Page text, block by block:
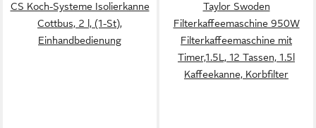
CS Koch-Systeme Isolierkanne
Cottbus, 2 l, (1-St),
Einhandbedienung
Taylor Swoden
Filterkaffeemaschine 950W
Filterkaffeemaschine mit
Timer,1.5L, 12 Tassen, 1.5l
Kaffeekanne, Korbfilter